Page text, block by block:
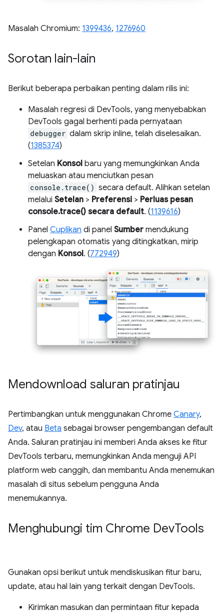
Masalah Chromium: 1399436, 1276960
Sorotan lain-lain
Berikut beberapa perbaikan penting dalam rilis ini:
Masalah regresi di DevTools, yang menyebabkan
DevTools gagal berhenti pada pernyataan
debugger dalam skrip inline, telah diselesaikan.
(1385374)
Setelan Konsol baru yang memungkinkan Anda
meluaskan atau menciutkan pesan
console.trace() secara default. Alihkan setelan
melalui Setelan > Preferensi > Perluas pesan
console.trace() secara default. (1139616)
Panel Cuplikan di panel Sumber mendukung
pelengkapan otomatis yang ditingkatkan, mirip
dengan Konsol. (772949)
Mendownload saluran pratinjau
Pertimbangkan untuk menggunakan Chrome Canary,
Dev, atau Beta sebagai browser pengembangan default
Anda. Saluran pratinjau ini memberi Anda akses ke fitur
DevTools terbaru, memungkinkan Anda menguji API
platform web canggih, dan membantu Anda menemukan
masalah di situs sebelum pengguna Anda
menemukannya.
Menghubungi tim Chrome DevTools
Gunakan opsi berikut untuk mendiskusikan fitur baru,
update, atau hal lain yang terkait dengan DevTools.
Kirimkan masukan dan permintaan fitur kepada